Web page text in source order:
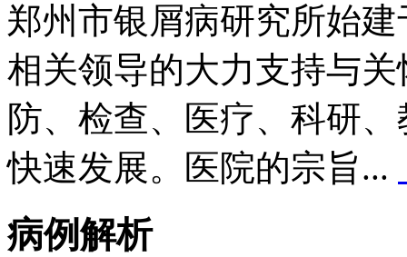
郑州市银屑病研究所始
相关领导的大力支持与
防、检查、医疗、科研
快速发展。医院的宗旨...
病例解析